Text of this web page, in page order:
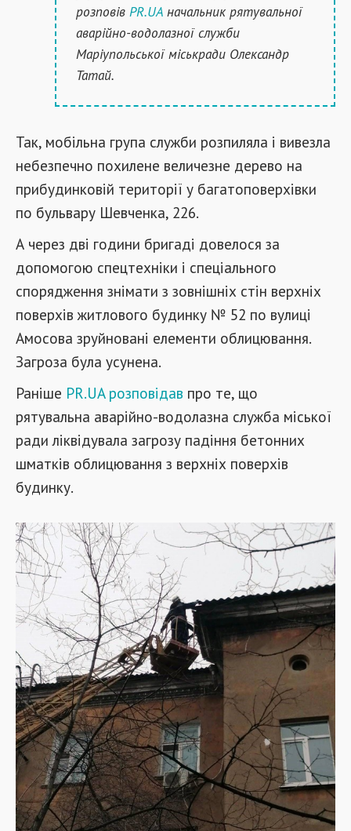
розповів PR.UA начальник рятувальної
аварійно-водолазної служби
Маріупольської міськради Олександр
Татай.
Так, мобільна група служби розпиляла і вивезла
небезпечно похилене величезне дерево на
прибудинковій території у багатоповерхівки
по бульвару Шевченка, 226.
А через дві години бригаді довелося за
допомогою спецтехніки і спеціального
спорядження знімати з зовнішніх стін верхніх
поверхів житлового будинку № 52 по вулиці
Амосова зруйновані елементи облицювання.
Загроза була усунена.
Раніше PR.UA розповідав про те, що
рятувальна аварійно-водолазна служба міської
ради ліквідувала загрозу падіння бетонних
шматків облицювання з верхніх поверхів
будинку.